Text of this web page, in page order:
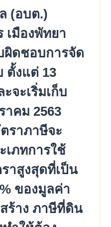
(อบต.)
เมืองพัทยา
ผิดชอบการจัด
ตั้งแต่ 13
จะเริ่มเก็บ
าคม 2563
ราภาษีจะ
ภทการใช้
าสูงสุดที่เป็น
ของมูลค่า
ร้าง ภาษีที่ดิน